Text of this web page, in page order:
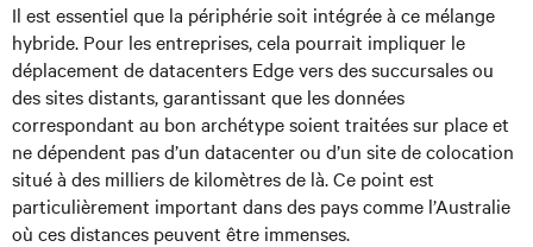
Il est essentiel que la périphérie soit intégrée à ce mélange
hybride. Pour les entreprises, cela pourrait impliquer le
déplacement de datacenters Edge vers des succursales ou
des sites distants, garantissant que les données
correspondant au bon archétype soient traitées sur place et
ne dépendent pas d’un datacenter ou d’un site de colocation
situé à des milliers de kilomètres de là. Ce point est
particulièrement important dans des pays comme l’Australie
où ces distances peuvent être immenses.